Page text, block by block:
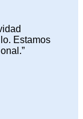
Estamos